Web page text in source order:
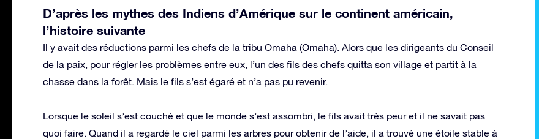
D’après les mythes des Indiens d’Amérique sur le continent américain,
l’histoire suivante
Il y avait des réductions parmi les chefs de la tribu Omaha (Omaha). Alors que les dirigeants du Conseil
de la paix, pour régler les problèmes entre eux, l’un des fils des chefs quitta son village et partit à la
chasse dans la forêt. Mais le fils s’est égaré et n’a pas pu revenir.
Lorsque le soleil s’est couché et que le monde s’est assombri, le fils avait très peur et il ne savait pas
quoi faire. Quand il a regardé le ciel parmi les arbres pour obtenir de l’aide, il a trouvé une étoile stable à